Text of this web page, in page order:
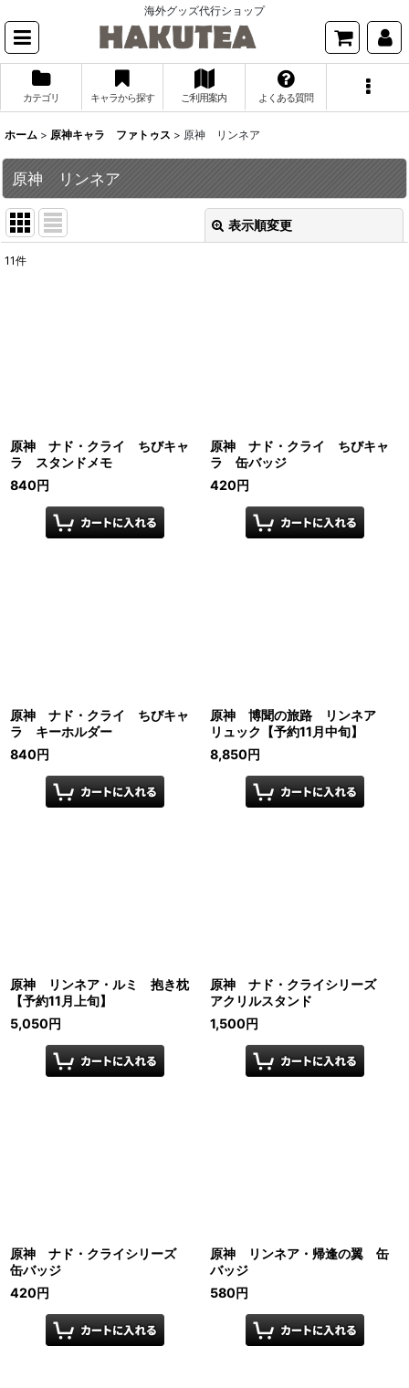
海外グッズ代行ショップ
カテゴリ キャラから探す ご利用案内 よくある質問
ホーム > 原神キャラ ファトゥス > 原神 リンネア
原神 リンネア
表示順変更
11件
原神 ナド・クライ ちびキャ
ラ スタンドメモ
840円
原神 ナド・クライ ちびキャ
ラ 缶バッジ
420円
原神 ナド・クライ ちびキャ
ラ キーホルダー
840円
原神 博聞の旅路 リンネア
リュック【予約11月中旬】
8,850円
原神 リンネア・ルミ 抱き枕
【予約11月上旬】
5,050円
原神 ナド・クライシリーズ
アクリルスタンド
1,500円
原神 ナド・クライシリーズ
缶バッジ
420円
原神 リンネア・帰逢の翼 缶
バッジ
580円